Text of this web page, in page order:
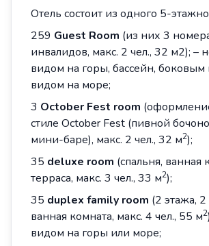
Отель состоит из одного 5-
259 Guest Room (из них 3
инвалидов, макс. 2 чел., 32 м2); –
видом на горы, бассейн,
видом на море;
3 October Fest room
стиле October Fest (пивной
мини-баре), макс. 2 чел., 32 м2);
35 deluxe room (спальня, ванная
терраса, макс. 3 чел., 33 м2);
35 duplex family room (2 этажа, 2
ванная комната, макс. 4 чел., 55 м2
видом на горы или море;